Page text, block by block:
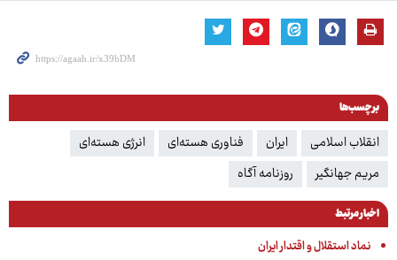
برچسب‌ها
انقلاب اسلامی ایران فناوری هسته‌ای
انرژی هسته‌ای
مریم جهانگیر
روزنامه آگاه
اخبار مرتبط
نماد استقلال و اقتدار ایران